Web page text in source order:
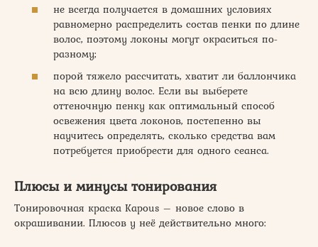
не всегда получается в домашних условиях
равномерно распределить состав пенки по длине
волос, поэтому локоны могут окраситься по-
разному;
порой тяжело рассчитать, хватит ли баллончика
на всю длину волос. Если вы выберете
оттеночную пенку как оптимальный способ
освежения цвета локонов, постепенно вы
научитесь определять, сколько средства вам
потребуется приобрести для одного сеанса.
Плюсы и минусы тонирования
Тонировочная краска Kapous – новое слово в
окрашивании. Плюсов у неё действительно много: